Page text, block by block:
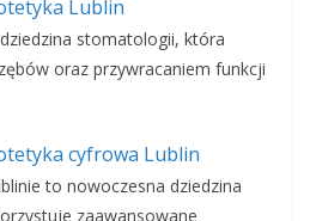
Lublin
stomatologii, która
oraz przywracaniem funkcji
cyfrowa Lublin
to nowoczesna dziedzina
zaawansowane